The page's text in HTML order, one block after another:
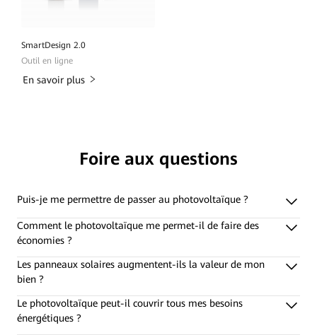
SmartDesign 2.0
Outil en ligne
En savoir plus
Foire aux questions
Puis-je me permettre de passer au photovoltaïque ?
Comment le photovoltaïque me permet-il de faire des
économies ?
Les panneaux solaires augmentent-ils la valeur de mon
bien ?
Le photovoltaïque peut-il couvrir tous mes besoins
énergétiques ?